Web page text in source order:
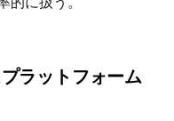
ラットフォーム